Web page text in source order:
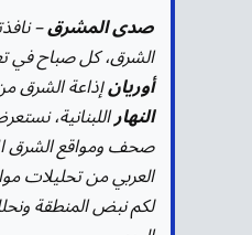
صدى المشرق–
الشرق، كل صباح في
أوريانإذاعة الشرق
النهاراللبنانية،
صحف ومواقع الشرق
العربي من تحليلات
لكم نبض المنطقة